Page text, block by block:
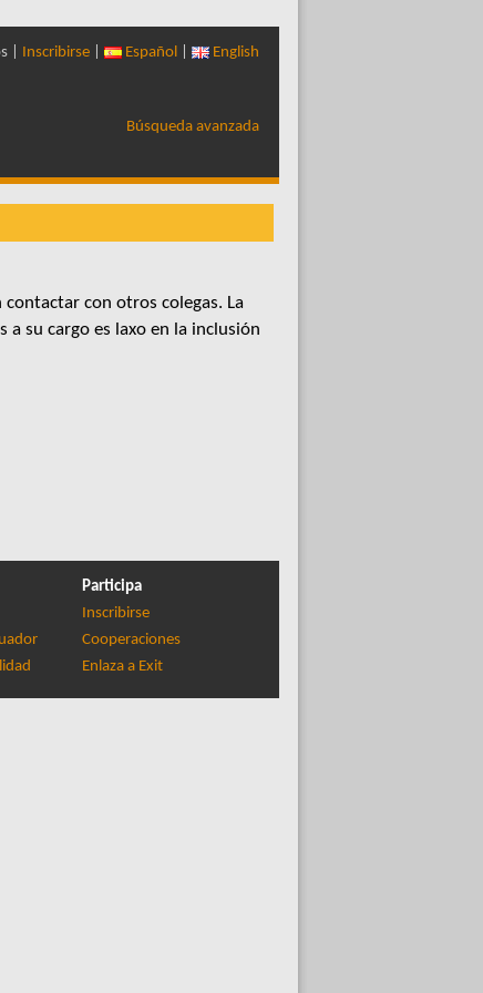
| Inscribirse Español English
Búsqueda avanzada
con otros colegas. La
su cargo es laxo en la inclusión
Participa
Inscribirse
Cooperaciones
Enlaza a Exit